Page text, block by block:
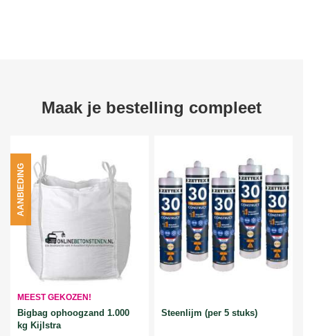
Maak je bestelling compleet
MEEST GEKOZEN!
Bigbag ophoogzand 1.000
kg Kijlstra
AANBIEDING
Steenlijm (per 5 stuks)